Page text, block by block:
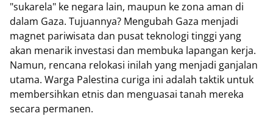
"sukarela" ke negara lain, maupun ke zona aman di
dalam Gaza. Tujuannya? Mengubah Gaza menjadi
magnet pariwisata dan pusat teknologi tinggi yang
akan menarik investasi dan membuka lapangan kerja.
Namun, rencana relokasi inilah yang menjadi ganjalan
utama. Warga Palestina curiga ini adalah taktik untuk
membersihkan etnis dan menguasai tanah mereka
secara permanen.